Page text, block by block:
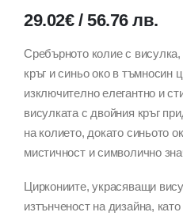
29.02€ /56.76лв.
Сребърното колие с
кръг и синьо око в тъмносин
изключително елегантно и
висулката с двойния кръг
на колието, докато синьото
мистичност и символично
Циркониите, украсяващи
изтънченост на дизайна,